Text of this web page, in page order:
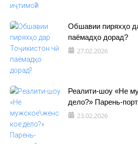
Обшавии пиряхҳо
паёмадҳо дорад?
27.02.2026
Реалити-шоу «Не
дело?» Парень-
23.02.2026